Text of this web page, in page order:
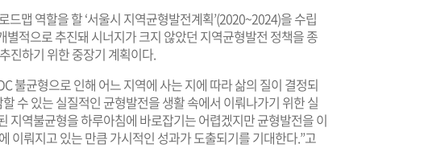
맵 역할을 할 ‘서울시 지역균형발전계획’(2020~2024)을 수립
별적으로 추진돼 시너지가 크지 않았던 지역균형발전 정책을 종
진하기 위한 중장기 계획이다.
불균형으로 인해 어느 지역에 사는 지에 따라 삶의 질이 결정되
수 있는 실질적인 균형발전을 생활 속에서 이뤄나가기 위한 실
지역불균형을 하루아침에 바로잡기는 어렵겠지만 균형발전을 이
이뤄지고 있는 만큼 가시적인 성과가 도출되기를 기대한다.”고